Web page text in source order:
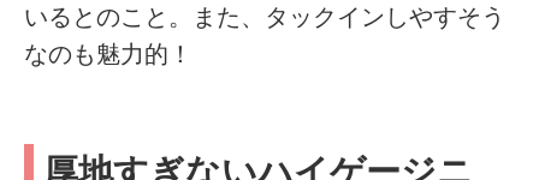
いるとのこと。また、タックインしやすそう
なのも魅力的！
厚地すぎないハイゲージニ